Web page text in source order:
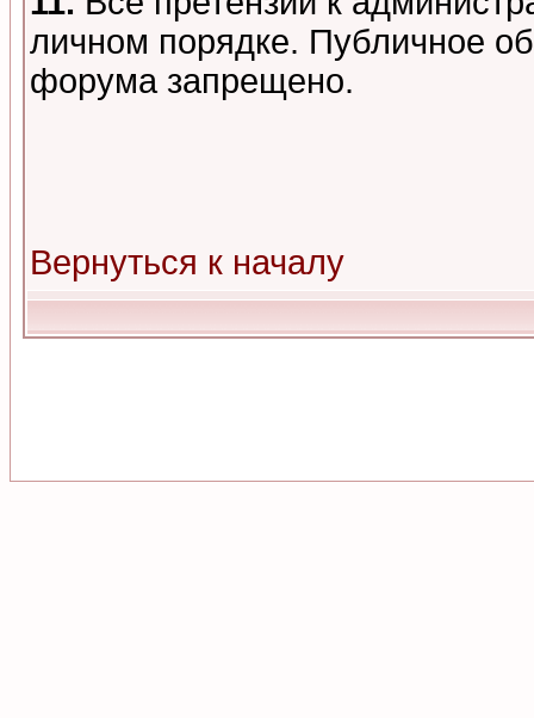
личном порядке. Публичное
форума запрещено.
Вернуться к началу